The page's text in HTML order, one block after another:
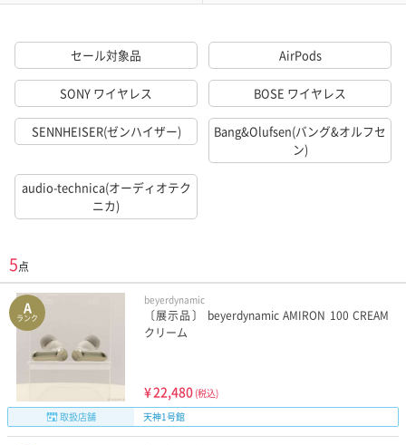
セール対象品 AirPods
SONY ワイヤレス BOSE ワイヤレス
SENNHEISER(ゼンハイザー)
Bang&Olufsen(バング&オルフセ
ン)
audio-technica(オーディオテク
ニカ)
5点
A
ランク
beyerdynamic
〔展示品〕 beyerdynamic AMIRON 100 CREAM
クリーム
¥22,480 (税込)
取扱店舗
天神1号館